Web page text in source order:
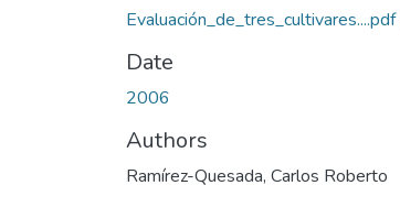
Evaluación_de_tres_cultivares....pdf
Date
2006
Authors
Ramírez-Quesada, Carlos Roberto